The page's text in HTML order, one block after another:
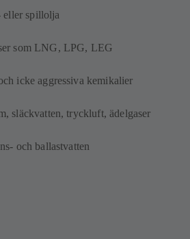
eller spillolja
som LNG, LPG, LEG
icke aggressiva kemikalier
släckvatten, tryckluft, ädelgaser
och ballastvatten